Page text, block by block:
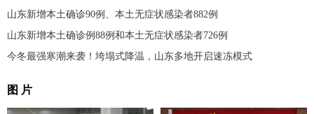
山东新增本土确诊90例、本土无症状感染者882例
山东新增本土确诊例88例和本土无症状感染者726例
今冬最强寒潮来袭！垮塌式降温，山东多地开启速冻模式
图 片